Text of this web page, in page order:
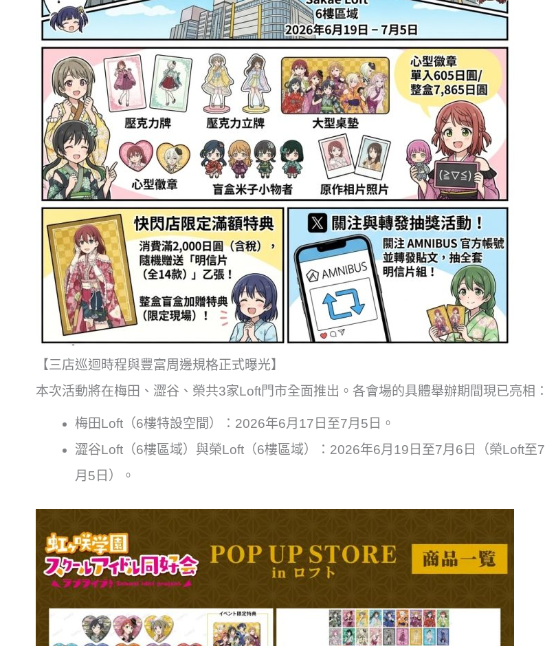
【三店巡迴時程與豐富周邊規格正式曝光】
本次活動將在梅田、澀谷、榮共3家Loft門市全面推出。各會場的具體舉辦期間現已亮相：
梅田Loft（6樓特設空間）：2026年6月17日至7月5日。
澀谷Loft（6樓區域）與榮Loft（6樓區域）：2026年6月19日至7月6日（榮Loft至7
月5日）。